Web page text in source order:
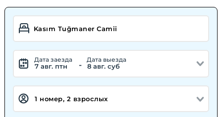
Дата заезда
7 авг. птн -
Дата выезда
8 авг. суб